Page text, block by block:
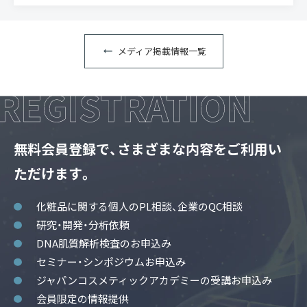
メディア掲載情報一覧
無料会員登録で、さまざまな内容をご利用い
ただけます。
化粧品に関する個人のPL相談、企業のQC相談
研究・開発・分析依頼
DNA肌質解析検査のお申込み
セミナー・シンポジウムお申込み
ジャパンコスメティックアカデミーの受講お申込み
会員限定の情報提供